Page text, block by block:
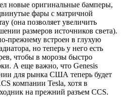
новые оригинальные бамперы,
фары с матричной
(она позволяет увеличить
размеров источников света).
прежнему встроен в глухую
но теперь у него есть
чтобы в морозы быстро
А еще важно, что Genesis
для рынка США теперь будет
компании Tesla, хотя в
на прежний разъем CCS.